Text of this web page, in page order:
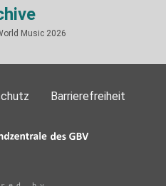
Music 2026
Barrierefreiheit